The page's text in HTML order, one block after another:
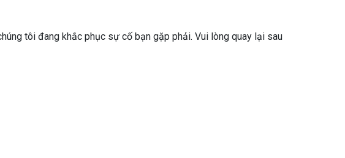
tôi đang khắc phục sự cố bạn gặp phải. Vui lòng quay lại sau